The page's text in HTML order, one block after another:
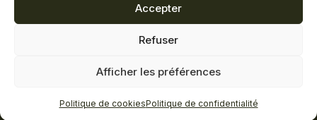
Accepter
Refuser
Afficher les préférences
Politique de cookiesPolitique de confidentialité
Termes et conditions
Réalisation Zonart Communications